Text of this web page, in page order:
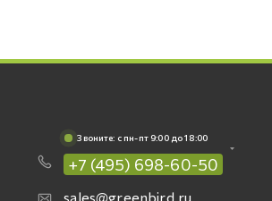
Звоните: c пн-пт 9:00 до 18:00
+7 (495) 698-60-50
sales@greenbird.ru